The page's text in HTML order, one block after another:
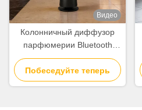
Видео
Колонничный диффузор
парфюмерии Bluetooth
3000 м3 Покрытие 500 мл
Диффузор воздуха для
гостиниц
Побеседуйте теперь